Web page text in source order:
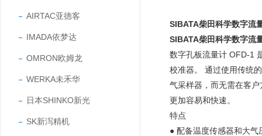
AIRTAC亚德客
IMADA依梦达
OMRON欧姆龙
WERKA未禾华
日本SHINKO新光
SK新泻精机
SIBATA柴田科学数字流
SIBATA柴田科学数字流
数字孔板流量计 OFD-1
校准器。 通过使用传统
气采样器，而无需在客
更加容易和快速。
特点
● 配备温度传感器和大